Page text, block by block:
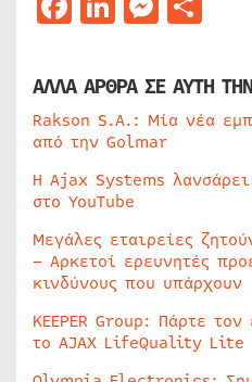
ΑΛΛΑ ΑΡΘΡΑ ΣΕ ΑΥΤΗ
Rakson S.A.: Μία νέα
από την Golmar
Η Ajax Systems
στο YouTube
Μεγάλες εταιρείες
– Αρκετοί ερευνητές
κινδύνους που υπάρχουν
KEEPER Group: Πάρτε
το AJAX LifeQuality Lite